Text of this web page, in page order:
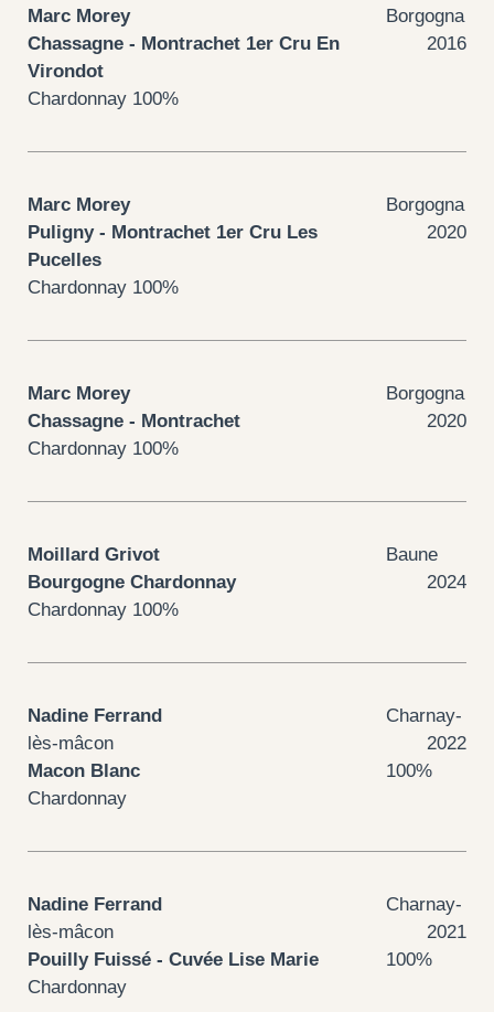
Marc Morey
Borgogna
2016
Chassagne - Montrachet 1er Cru En
Virondot
Chardonnay 100%
Marc Morey
Borgogna
2020
Puligny - Montrachet 1er Cru Les
Pucelles
Chardonnay 100%
Marc Morey
Borgogna
2020
Chassagne - Montrachet
Chardonnay 100%
Moillard Grivot
Baune
2024
Bourgogne Chardonnay
Chardonnay 100%
Nadine Ferrand
Charnay-
lès-mâcon
2022
Macon Blanc
100%
Chardonnay
Nadine Ferrand
Charnay-
lès-mâcon
2021
Pouilly Fuissé - Cuvée Lise Marie
100%
Chardonnay